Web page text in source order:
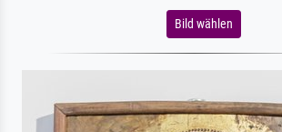
Bild wählen